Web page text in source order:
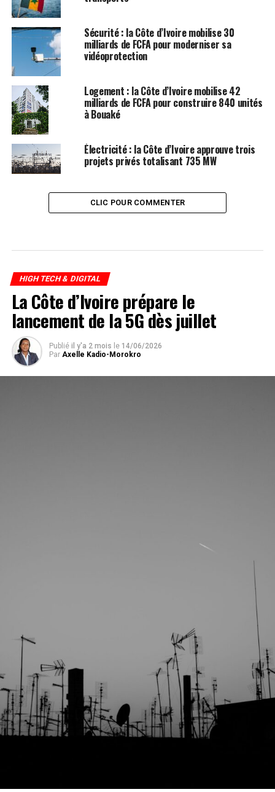
Sécurité : la Côte d’Ivoire mobilise 30
milliards de FCFA pour moderniser sa
vidéoprotection
Logement : la Côte d’Ivoire mobilise 42
milliards de FCFA pour construire 840 unités
à Bouaké
Électricité : la Côte d’Ivoire approuve trois
projets privés totalisant 735 MW
CLIC POUR COMMENTER
HIGH TECH & DIGITAL
La Côte d’Ivoire prépare le
lancement de la 5G dès juillet
Publié il y'a 2 mois le 14/06/2026
Par Axelle Kadio-Morokro